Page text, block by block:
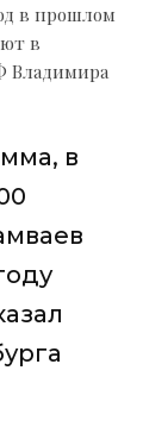
в прошлом
в
Владимира
в